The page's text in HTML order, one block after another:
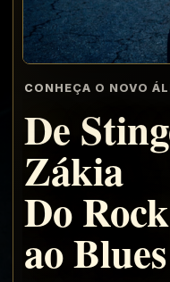
CONHEÇA O NOVO
De
Zákia
Do Rock
ao Blues